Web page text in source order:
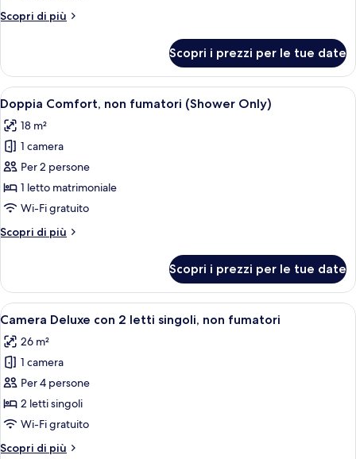
fumatori
Scopri di più
Altri
Deluxe,
non
fumatori
Scopri i prezzi per le tue date
Apri
tutte
le
foto
per
Doppia
Comfort,
fumatori
Una moderna camera d'albergo
12
Doppia Comfort, non fumatori (Shower Only)
18 m²
1 camera
Per 2 persone
1 letto matrimoniale
Wi-Fi gratuito
Scopri di più
Altri
Comfort,
non
fumatori
Only)
Scopri i prezzi per le tue date
Apri
tutte
le
foto
per
Camera
Deluxe
Camera d'albergo con due letti, una
8
Camera Deluxe con 2 letti singoli, non fumatori
26 m²
1 camera
Per 4 persone
2 letti singoli
Wi-Fi gratuito
Scopri di più
Altri